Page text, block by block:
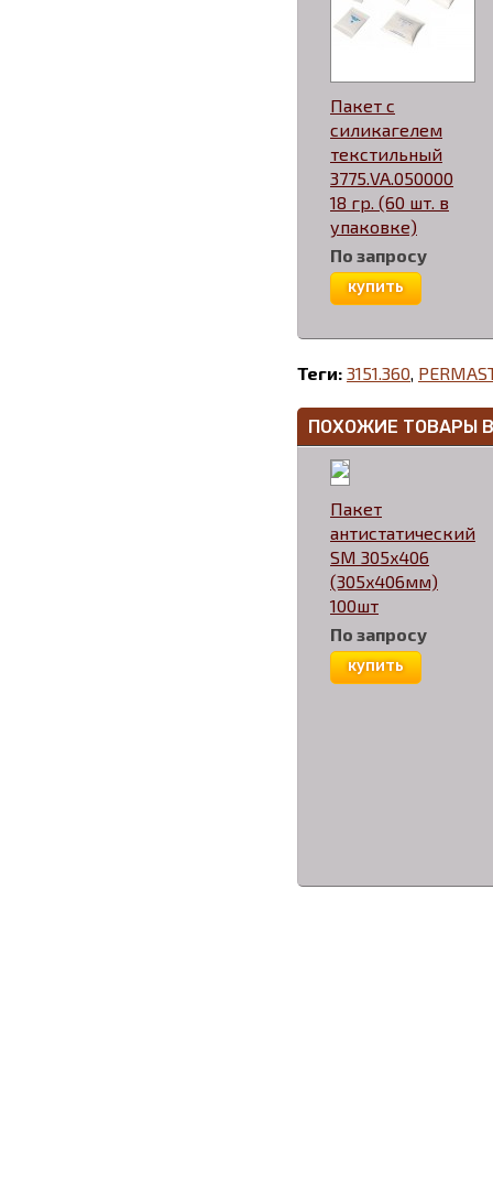
Пакет с
силикагелем
текстильный
3775.VA.050000
18 гр. (60 шт. в
упаковке)
По запросу
купить
Теги: 3151.360
ПОХОЖИЕ ТОВАРЫ
Пакет
антистатический
SM 305x406
(305x406мм)
100шт
По запросу
купить